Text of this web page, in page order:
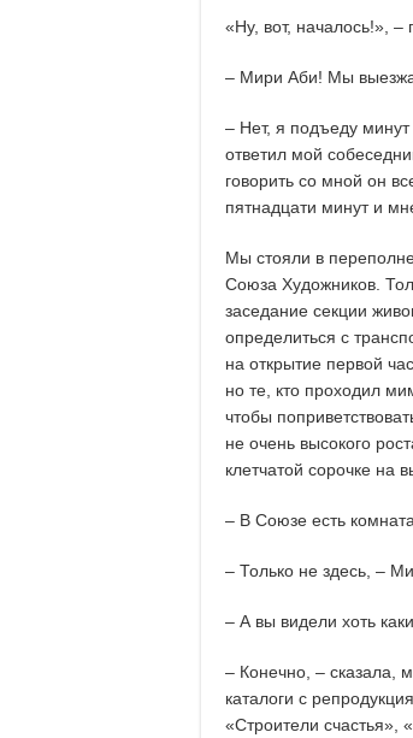
«Ну, вот, началось!», –
– Мири Аби! Мы
– Нет, я подъеду минут
ответил мой
говорить со мной он
пятнадцати минут и
Мы стояли в
Союза Художников.
заседание секции
определиться с
на открытие первой
но те, кто проходил
чтобы
не очень высокого
клетчатой сорочке на
– В Союзе есть
– Только не здесь, –
– А вы видели хоть
– Конечно, – сказала,
каталоги с
«Строители счастья»,